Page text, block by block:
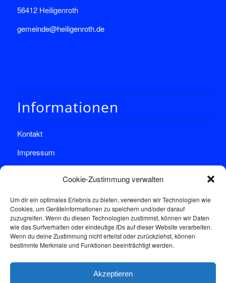
Cookie-Zustimmung verwalten
Um dir ein optimales Erlebnis zu bieten, verwenden wir Technologien wie
Cookies, um Geräteinformationen zu speichern und/oder darauf
zuzugreifen. Wenn du diesen Technologien zustimmst, können wir Daten
wie das Surfverhalten oder eindeutige IDs auf dieser Website verarbeiten.
Wenn du deine Zustimmung nicht erteilst oder zurückziehst, können
bestimmte Merkmale und Funktionen beeinträchtigt werden.
Akzeptieren
56412 Heiligenroth
gemeinde@heiligenroth.de
Informationen
Kontakt
Impressum
Sprechstunde
Donnerstags: 17:00-18:30